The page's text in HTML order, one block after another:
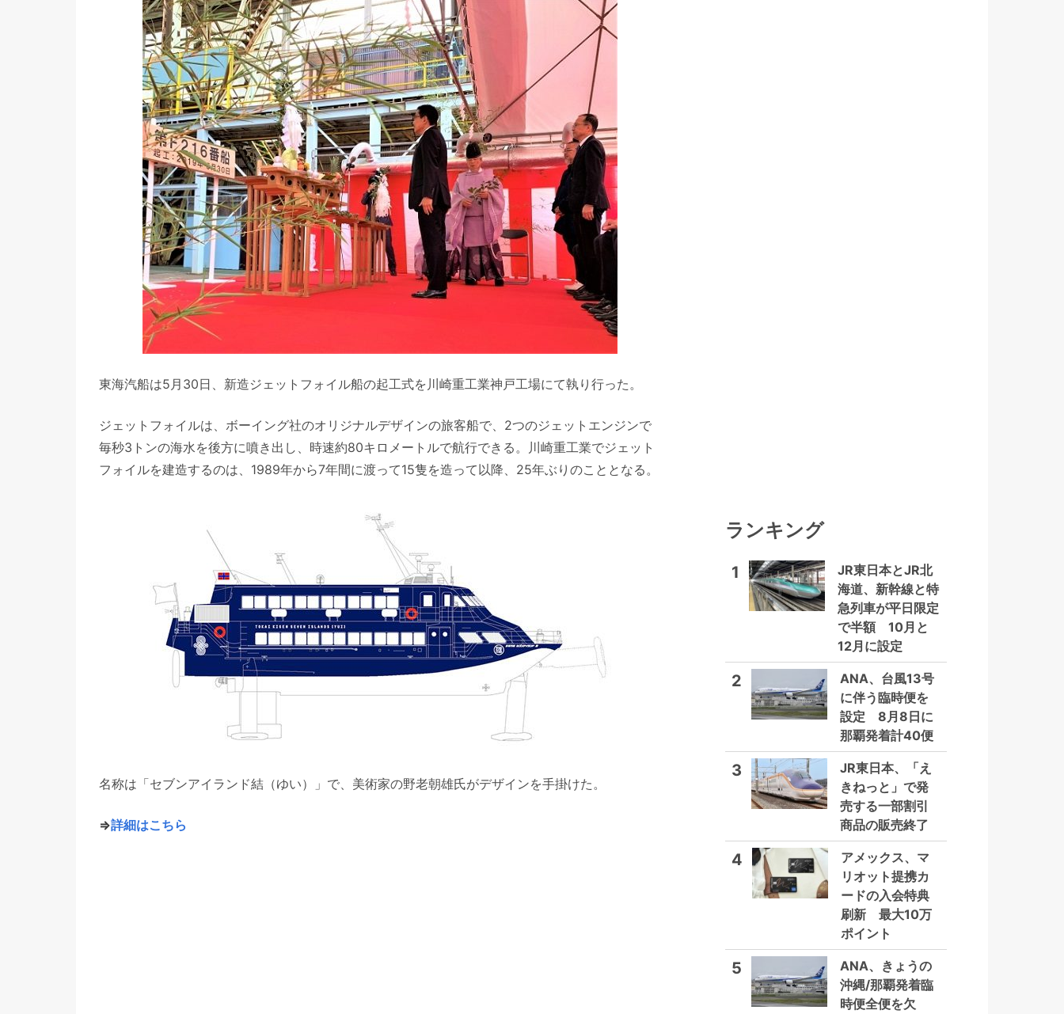
東海汽船は5月30日、新造ジェットフォイル船の起工式を川崎重工業神戸工場にて執り行った。
ジェットフォイルは、ボーイング社のオリジナルデザインの旅客船で、2つのジェットエンジンで
毎秒3トンの海水を後方に噴き出し、時速約80キロメートルで航行できる。川崎重工業でジェット
フォイルを建造するのは、1989年から7年間に渡って15隻を造って以降、25年ぶりのこととなる。
名称は「セブンアイランド結（ゆい）」で、美術家の野老朝雄氏がデザインを手掛けた。
⇒詳細はこちら
ランキング
1
JR東日本とJR北
海道、新幹線と特
急列車が平日限定
で半額 10月と
12月に設定
2
ANA、台風13号
に伴う臨時便を
設定 8月8日に
那覇発着計40便
3
JR東日本、「え
きねっと」で発
売する一部割引
商品の販売終了
4
アメックス、マ
リオット提携カ
ードの入会特典
刷新 最大10万
ポイント
5
ANA、きょうの
沖縄/那覇発着臨
時便全便を欠